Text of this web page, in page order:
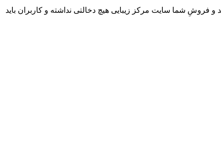
و فروشِ شما سایت مرکز زیبایی هیچ دخالتی نداشته و کاربران باید